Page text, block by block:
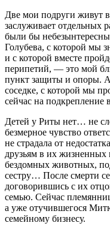
Две мои подруги живут
заслуживает отдельных
были бы
Голубева, с которой мы
и с которой вместе
перипетий, — это мой
пункт защиты и опоры.
соседке, c которой мы
сейчас на подкрепление
Детей у Риты нет… не
безмерное чувство
не страдала от
друзьям в их жизненных
бездомных животных,
сестру… После смерти
договорившись с их
семью. Сейчас
а уже отучившегося
семейному бизнесу.